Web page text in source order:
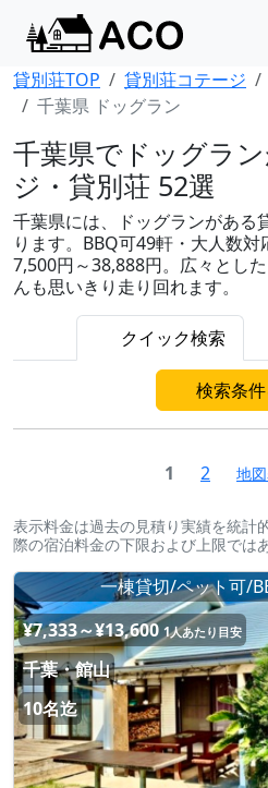
貸別荘TOP 貸別荘コテージ
千葉県 ドッグラン
千葉県でドッグラ
ジ・貸別荘 52選
千葉県には、ドッグランがある
ります。BBQ可49軒・大人数
7,500円～38,888円。広々とし
んも思いきり走り回れます。
クイック検索
検索条件
1 2 地
表示料金は過去の見積り実績を統計
際の宿泊料金の下限および上限では
一棟貸切/ペット可/
¥7,333～¥13,600 1人あたり目安
千葉・館山
10名迄